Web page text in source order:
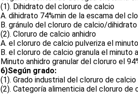
(1). Dihidrato del cloruro de calcio
A. dihidrato 74%min de la escama del
B. gránulo del cloruro de calcio/
(2). Cloruro de calcio anhidro
A. el cloruro de calcio pulveriza el
B. el cloruro de calcio granula el minuto
Minuto anhidro granular del cloruro el
6)Según grado:
(1). Grado industrial del cloruro de calcio
(2). Categoría alimenticia del cloruro de